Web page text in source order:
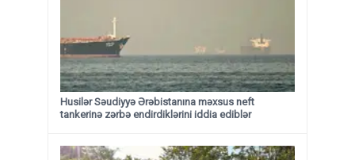
Husilər Səudiyyə Ərəbistanına məxsus neft
tankerinə zərbə endirdiklərini iddia ediblər